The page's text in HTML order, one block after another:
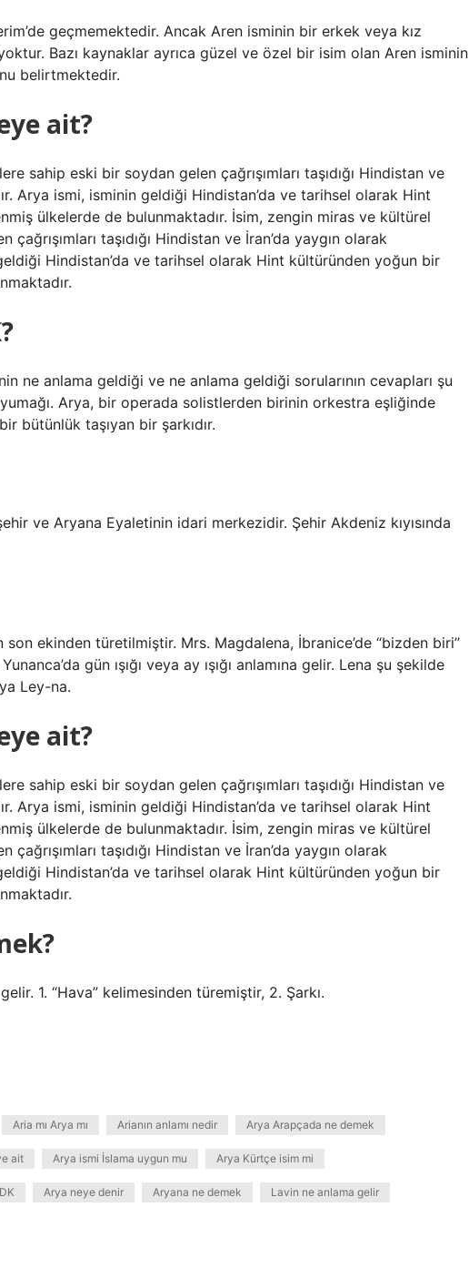
geçmemektedir. Ancak Aren isminin bir erkek veya kız
Bazı kaynaklar ayrıca güzel ve özel bir isim olan Aren isminin
belirtmektedir.
ait?
sahip eski bir soydan gelen çağrışımları taşıdığı Hindistan ve
Arya ismi, isminin geldiği Hindistan’da ve tarihsel olarak Hint
ülkelerde de bulunmaktadır. İsim, zengin miras ve kültürel
taşıdığı Hindistan ve İran’da yaygın olarak
Hindistan’da ve tarihsel olarak Hint kültüründen yoğun bir
ne anlama geldiği ve ne anlama geldiği sorularının cevapları şu
Arya, bir operada solistlerden birinin orkestra eşliğinde
bütünlük taşıyan bir şarkıdır.
ekinden türetilmiştir. Mrs. Magdalena, İbranice’de “bizden biri”
gün ışığı veya ay ışığı anlamına gelir. Lena şu şekilde
Ley-na.
ait?
sahip eski bir soydan gelen çağrışımları taşıdığı Hindistan ve
Arya ismi, isminin geldiği Hindistan’da ve tarihsel olarak Hint
ülkelerde de bulunmaktadır. İsim, zengin miras ve kültürel
taşıdığı Hindistan ve İran’da yaygın olarak
Hindistan’da ve tarihsel olarak Hint kültüründen yoğun bir
1. “Hava” kelimesinden türemiştir, 2. Şarkı.
Aria mı Arya mı Arianın anlamı nedir Arya Arapçada ne demek
ait Arya ismi İslama uygun mu Arya Kürtçe isim mi
Arya neye denir Aryana ne demek Lavin ne anlama gelir